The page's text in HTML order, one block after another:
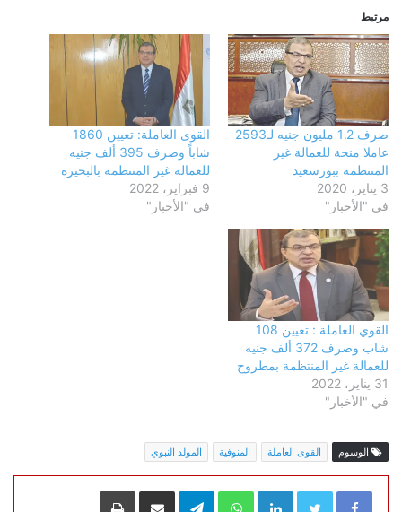
مرتبط
صرف 1.2 مليون جنيه لـ2593
عاملا منحة للعمالة غير
المنتظمة ببورسعيد
3 يناير، 2020
في "الأخبار"
القوى العاملة: تعيين 1860
شاباً وصرف 395 ألف جنيه
للعمالة غير المنتظمة بالبحيرة
9 فبراير، 2022
في "الأخبار"
القوي العاملة : تعيين 108
شاب وصرف 372 ألف جنيه
للعمالة غير المنتظمة بمطروح
31 يناير، 2022
في "الأخبار"
الوسوم القوى العاملة المنوفية المولد النبوي
LinkedIn
WhatsApp
Telegramمشاركة عبر البريد طباعة